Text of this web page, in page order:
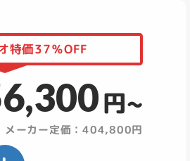
特価37％OFF
円~
メーカー定価：404,800円